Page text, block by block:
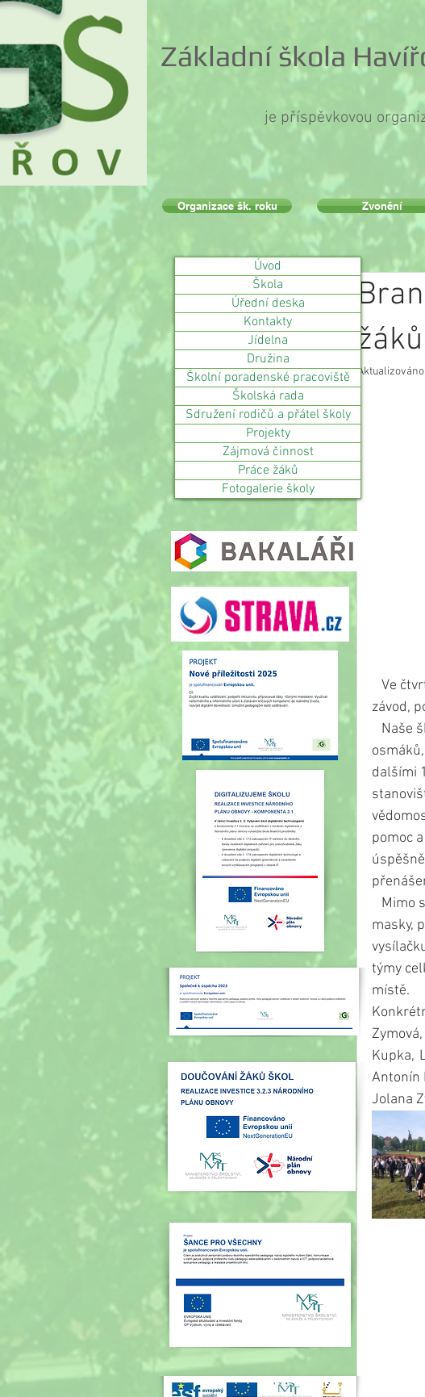
Základní škola
je příspěvkovou
Aktualizováno:
závod,
dalšími
pomoc
masky,
týmy
místě.
Kupka,
Antonín
Jolana
Organizace šk. roku Zvonění
Úvod
Škola
Úřední deska
Kontakty
Jídelna
Družina
Školní poradenské pracoviště
Školská rada
Sdružení rodičů a přátel školy
Projekty
Zájmová činnost
Práce žáků
Fotogalerie školy